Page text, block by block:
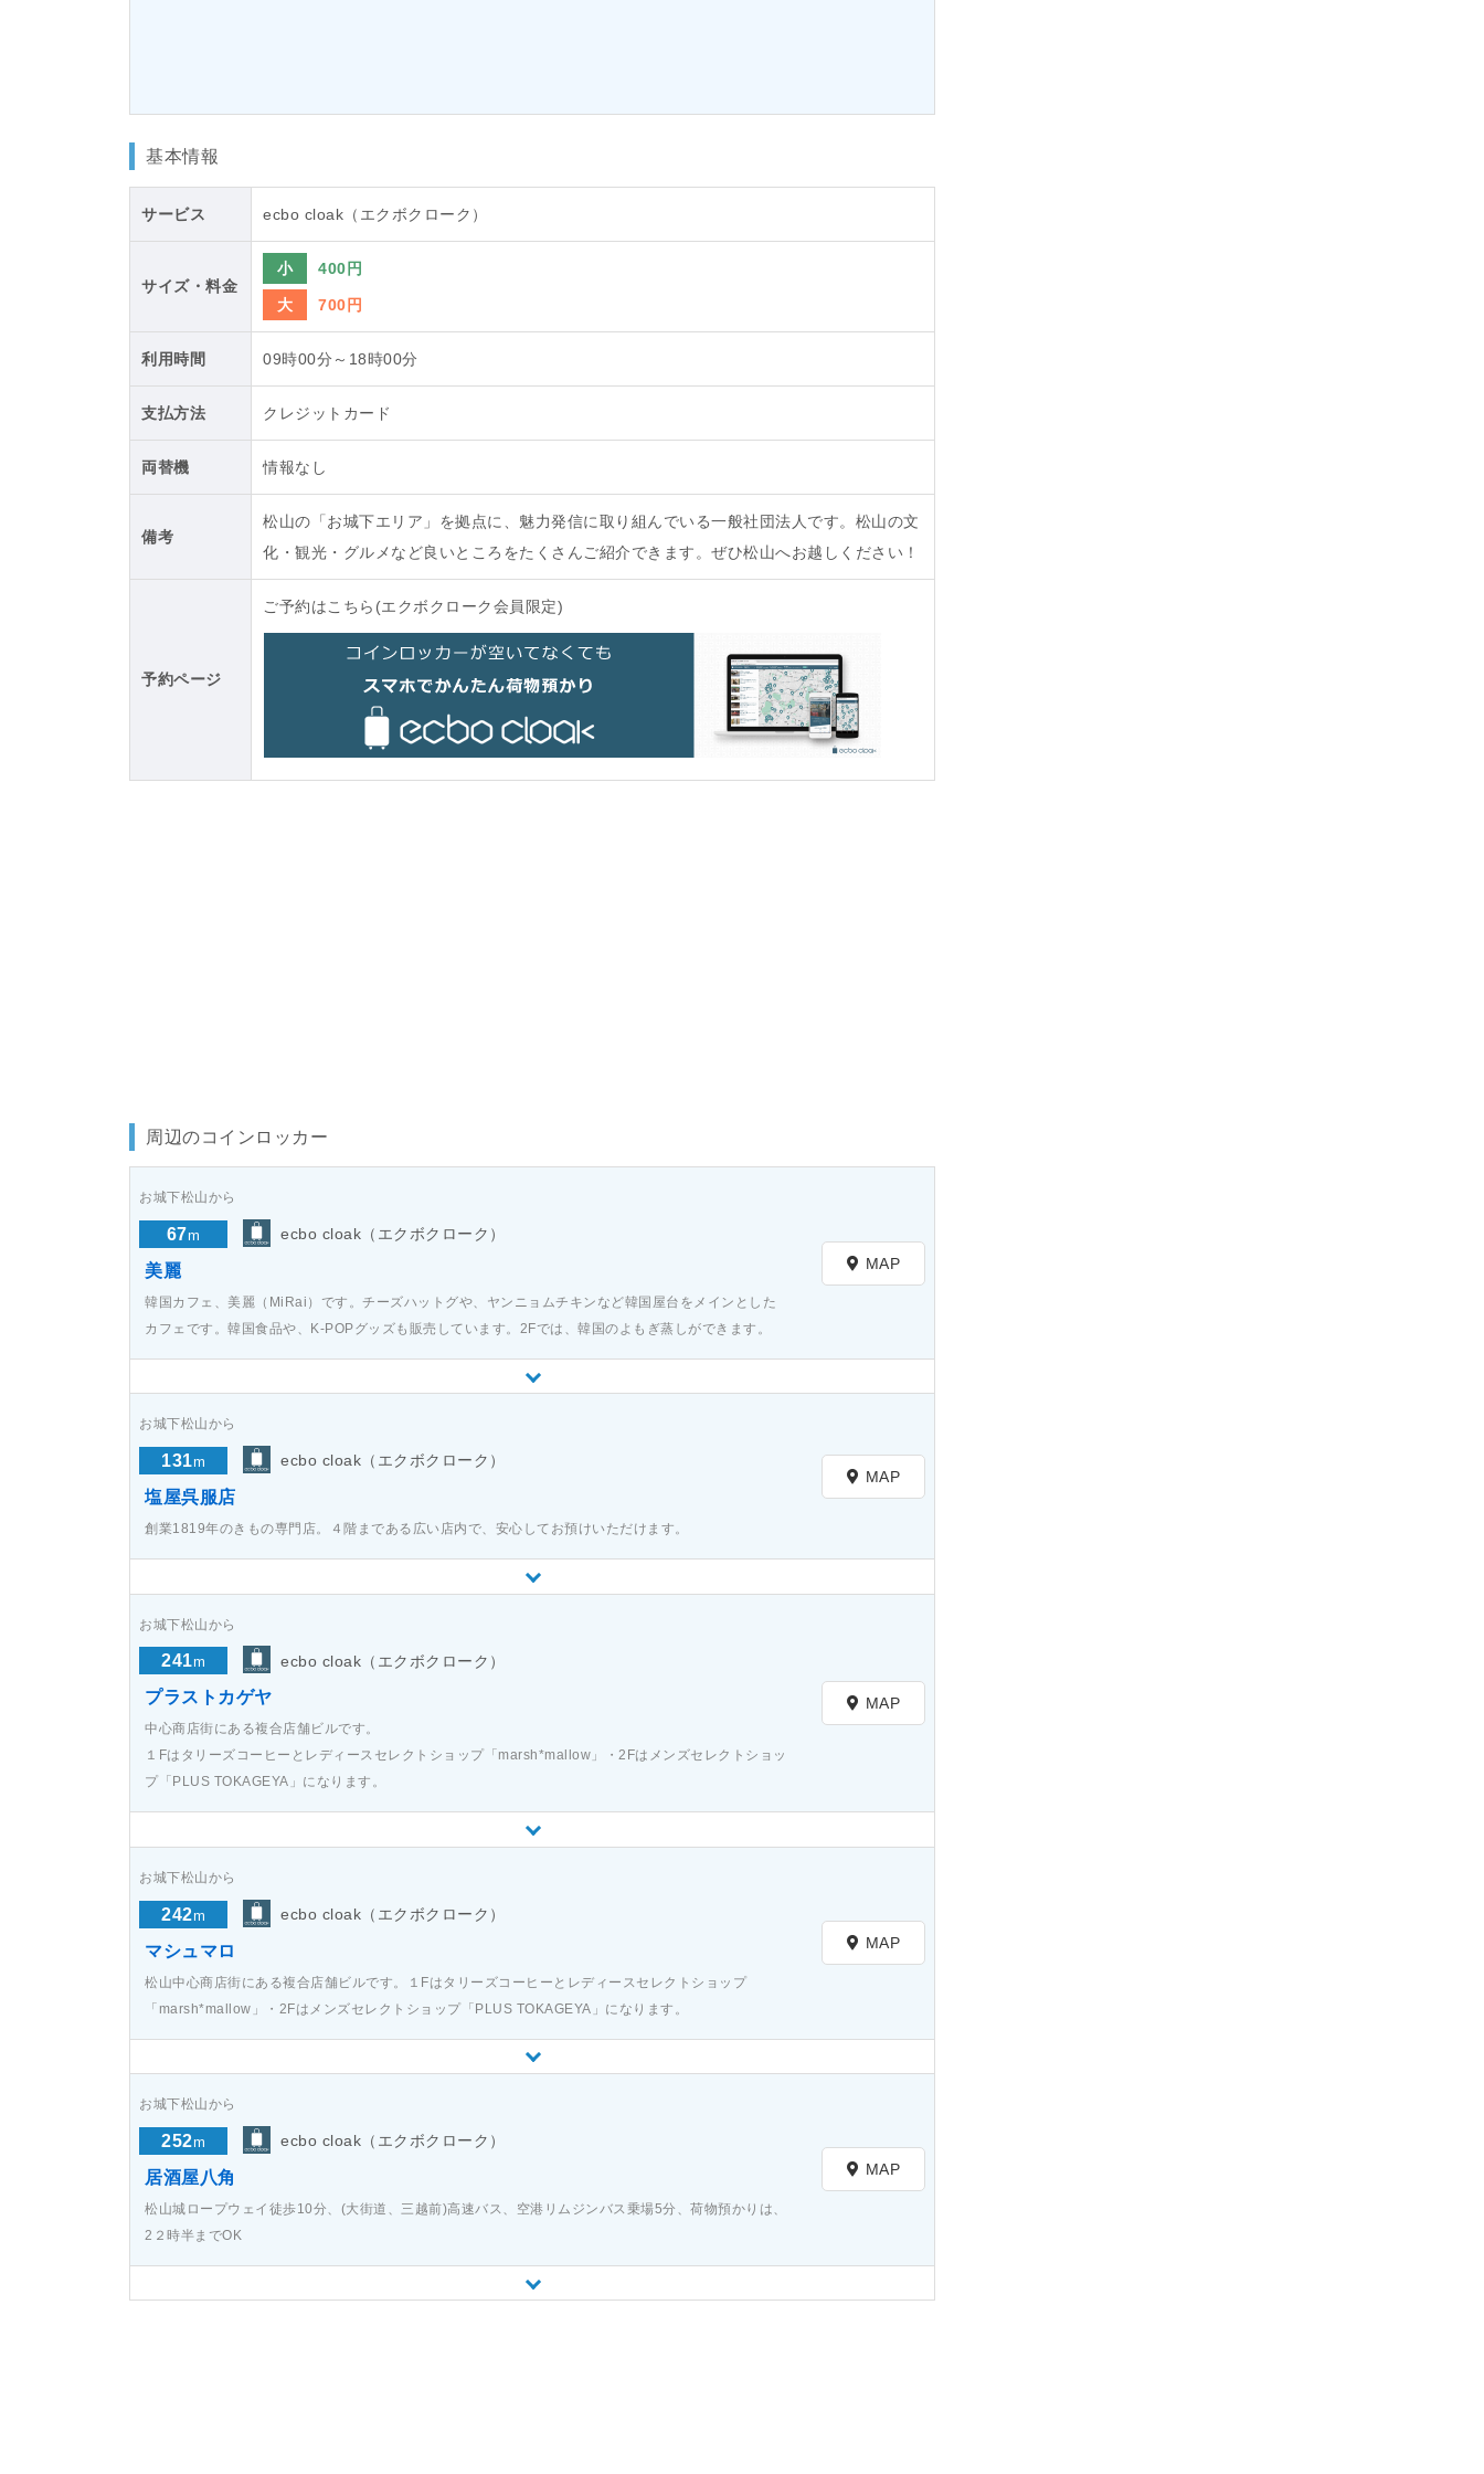
基本情報
サービス ecbo cloak（エクボクローク）
サイズ・料金
小 400円
大 700円
利用時間 09時00分～18時00分
支払方法 クレジットカード
両替機 情報なし
備考
松山の「お城下エリア」を拠点に、魅力発信に取り組んでいる一般社団法人です。松山の文
化・観光・グルメなど良いところをたくさんご紹介できます。ぜひ松山へお越しください！
予約ページ
ご予約はこちら(エクボクローク会員限定)
周辺のコインロッカー
お城下松山から
67m ecbo cloak（エクボクローク）
美麗
韓国カフェ、美麗（MiRai）です。チーズハットグや、ヤンニョムチキンなど韓国屋台をメインとした
カフェです。韓国食品や、K-POPグッズも販売しています。2Fでは、韓国のよもぎ蒸しができます。
MAP
お城下松山から
131m ecbo cloak（エクボクローク）
塩屋呉服店
創業1819年のきもの専門店。４階まである広い店内で、安心してお預けいただけます。
MAP
お城下松山から
241m ecbo cloak（エクボクローク）
プラストカゲヤ
中心商店街にある複合店舗ビルです。
１Fはタリーズコーヒーとレディースセレクトショップ「marsh*mallow」・2Fはメンズセレクトショッ
プ「PLUS TOKAGEYA」になります。
MAP
お城下松山から
242m ecbo cloak（エクボクローク）
マシュマロ
松山中心商店街にある複合店舗ビルです。１Fはタリーズコーヒーとレディースセレクトショップ
「marsh*mallow」・2Fはメンズセレクトショップ「PLUS TOKAGEYA」になります。
MAP
お城下松山から
252m ecbo cloak（エクボクローク）
居酒屋八角
松山城ロープウェイ徒歩10分、(大街道、三越前)高速バス、空港リムジンバス乗場5分、荷物預かりは、
2２時半までOK
MAP